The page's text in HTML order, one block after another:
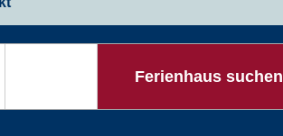
Ferienhaus suchen